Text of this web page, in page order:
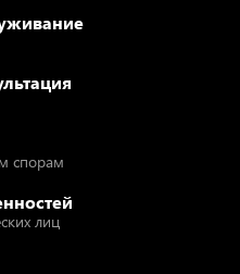
спорам
лиц